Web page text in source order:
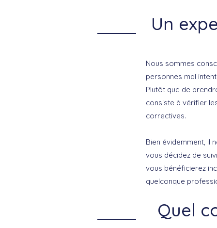
Un
Nous sommes
personnes mal
Plutôt que de
consiste à vérifier
correctives.
Bien évidemment, il
vous décidez de
vous bénéficierez
quelconque
Quel